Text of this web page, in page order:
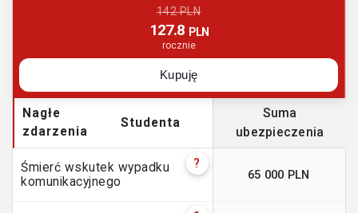
142 PLN
127.8 PLN
rocznie
Kupuję
Nagłe
zdarzenia
Studenta
Suma
ubezpieczenia
Śmierć wskutek wypadku
komunikacyjnego
?
65 000 PLN